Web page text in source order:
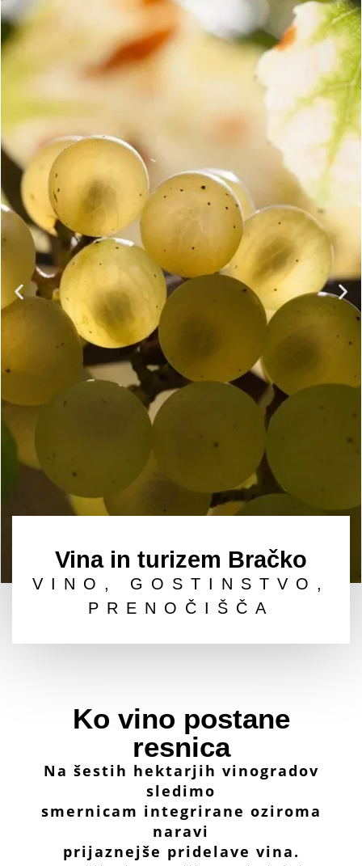
content
Dobrodošli
Vina in turizem Bračko
VINO, GOSTINSTVO,
PRENOČIŠČA
Ko vino postane
resnica
Na šestih hektarjih vinogradov
sledimo
smernicam integrirane oziroma
naravi
prijaznejše pridelave vina.